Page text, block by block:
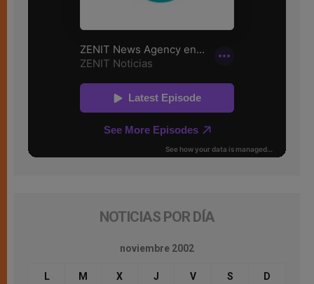
NOTICIAS POR DÍA
noviembre 2002
L M X J V S D